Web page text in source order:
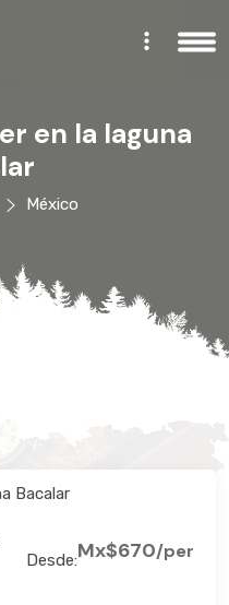
en la laguna
México
Desde:Mx$670/per